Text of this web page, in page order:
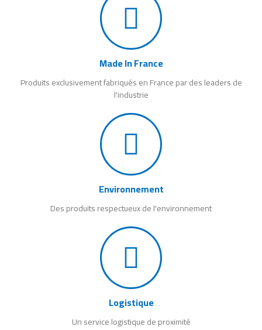
Made In France
Produits exclusivement fabriqués en France par des leaders de
l'industrie
Environnement
Des produits respectueux de l'environnement
Logistique
Un service logistique de proximité